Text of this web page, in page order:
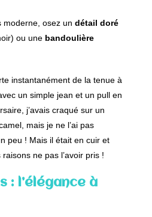
moderne, osez undétail doré
ou une bandoulière
instantanément de la tenue à
un simple jean et un pull en
j’avais craqué sur un
mais je ne l’ai pas
peu ! Mais il était en cuir et
ne pas l’avoir pris !
: l’élégance à